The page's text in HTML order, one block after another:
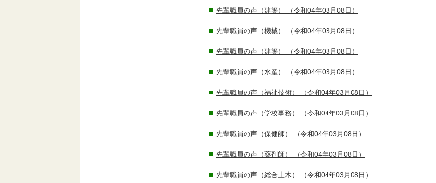
先輩職員の声（建築） （令和04年03月08日）
先輩職員の声（機械） （令和04年03月08日）
先輩職員の声（建築） （令和04年03月08日）
先輩職員の声（水産） （令和04年03月08日）
先輩職員の声（福祉技術） （令和04年03月08日）
先輩職員の声（学校事務） （令和04年03月08日）
先輩職員の声（保健師） （令和04年03月08日）
先輩職員の声（薬剤師） （令和04年03月08日）
先輩職員の声（総合土木） （令和04年03月08日）